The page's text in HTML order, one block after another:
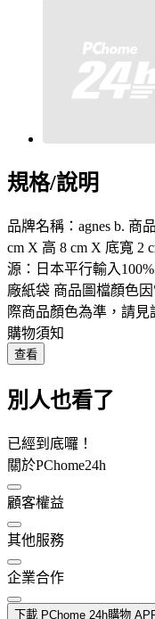
規格/說明
品牌名稱：agnes b. 商
cm X 高 8 cm X 底寬 2
源：日本平行輸入
廠紙袋 商品圖檔顏色
際商品顏色為準，請見
購物須知
查看
別人也看了
已經到底囉！
關於PChome24h
顧客權益
其他服務
企業合作
下載 PChome 24h購物